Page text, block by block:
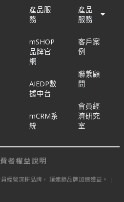
產品服
務
mSHOP
品牌官
網
AIEDP數
據中台
mCRM系
統
產品
服務
客戶案
例
聯繫顧
問
會員經
濟研究
室
經營深耕品牌， 讓連鎖品牌加速獲益。 |
者權益說明